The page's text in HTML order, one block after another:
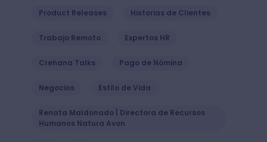
Product Releases Historias de Clientes
Trabajo Remoto Expertos HR
Crehana Talks Pago de Nómina
Negocios Estilo de Vida
Renata Maldonado | Directora de Recursos
Humanos Natura Avon